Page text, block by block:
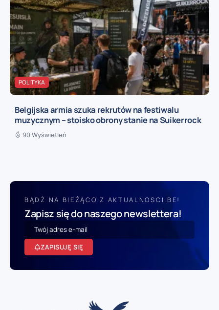
POLITYKA
Belgijska armia szuka rekrutów na festiwalu
muzycznym – stoisko obrony stanie na Suikerrock
90 Wyświetleń
BĄDŹ NA BIEŻĄCO Z AKTUALNOSCI.BE!
Zapisz się do naszego newslettera!
ZAPISUJĘ SIĘ